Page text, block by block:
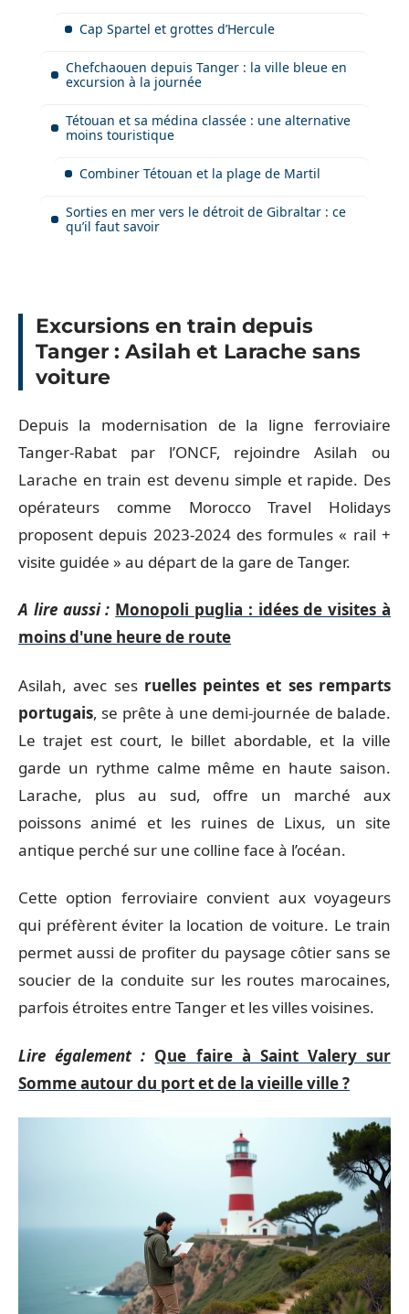
Cap Spartel et grottes d’Hercule
Chefchaouen depuis Tanger : la ville bleue en
excursion à la journée
Tétouan et sa médina classée : une alternative
moins touristique
Combiner Tétouan et la plage de Martil
Sorties en mer vers le détroit de Gibraltar : ce
qu’il faut savoir
Excursions en train depuis
Tanger : Asilah et Larache sans
voiture
Depuis la modernisation de la ligne ferroviaire
Tanger-Rabat par l’ONCF, rejoindre Asilah ou
Larache en train est devenu simple et rapide. Des
opérateurs comme Morocco Travel Holidays
proposent depuis 2023-2024 des formules « rail +
visite guidée » au départ de la gare de Tanger.
A lire aussi : Monopoli puglia : idées de visites à
moins d'une heure de route
Asilah, avec ses ruelles peintes et ses remparts
portugais, se prête à une demi-journée de balade.
Le trajet est court, le billet abordable, et la ville
garde un rythme calme même en haute saison.
Larache, plus au sud, offre un marché aux
poissons animé et les ruines de Lixus, un site
antique perché sur une colline face à l’océan.
Cette option ferroviaire convient aux voyageurs
qui préfèrent éviter la location de voiture. Le train
permet aussi de profiter du paysage côtier sans se
soucier de la conduite sur les routes marocaines,
parfois étroites entre Tanger et les villes voisines.
Lire également : Que faire à Saint Valery sur
Somme autour du port et de la vieille ville ?